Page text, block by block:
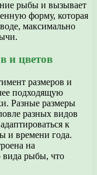
рыбы и вызывает
форму, которая
максимально
и цветов
размеров и
подходящую
Разные размеры
разных видов
к
и времени года.
на
вида рыбы, что